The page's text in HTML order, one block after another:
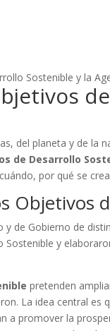
del planeta y de la
de Desarrollo
por qué se
Objetivos
y de Gobierno de
Sostenible y
pretenden
La idea central es
a promover la